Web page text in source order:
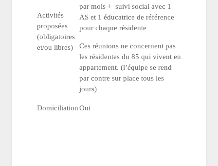
Activités
proposées
(obligatoires
et/ou libres)
par mois + suivi social avec 1
AS et 1 éducatrice de référence
pour chaque résidente
Ces réunions ne concernent pas
les résidentes du 85 qui vivent en
appartement. (l’équipe se rend
par contre sur place tous les
jours)
DomiciliationOui